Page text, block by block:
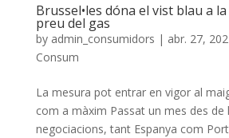
Brussel•les dóna el vist blau a
preu del gas
by admin_consumidors | abr. 27,
Consum
La mesura pot entrar en vigor al
com a màxim Passat un mes des de
negociacions, tant Espanya com